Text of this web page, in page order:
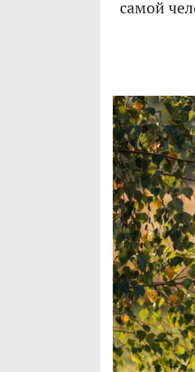
самой